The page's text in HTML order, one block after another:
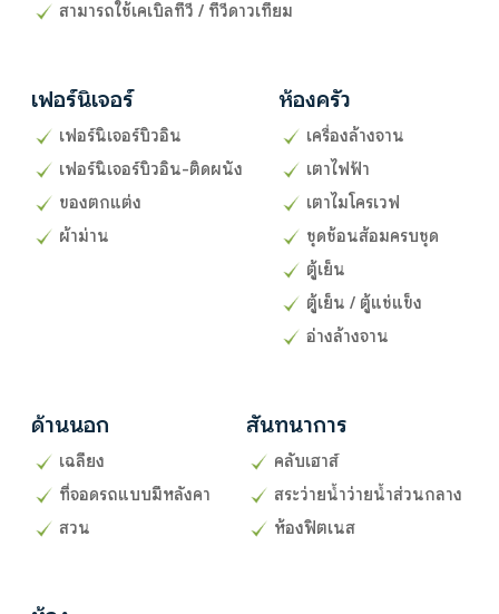
สามารถใช้เคเบิลทีวี / ทีวีดาวเทียม
เฟอร์นิเจอร์
เฟอร์นิเจอร์บิวอิน
เฟอร์นิเจอร์บิวอิน-ติดผนัง
ของตกแต่ง
ผ้าม่าน
ห้องครัว
เครื่องล้างจาน
เตาไฟฟ้า
เตาไมโครเวฟ
ชุดช้อนส้อมครบชุด
ตู้เย็น
ตู้เย็น / ตู้แช่แข็ง
อ่างล้างจาน
ด้านนอก
เฉลียง
ที่จอดรถแบบมีหลังคา
สวน
สันทนาการ
คลับเฮาส์
สระว่ายน้ำว่ายน้ำส่วนกลาง
ห้องฟิตเนส